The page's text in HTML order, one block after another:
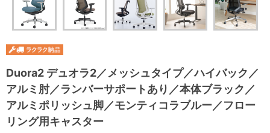
Duora2 デュオラ2／メッシュタイプ／ハイバック／
アルミ肘／ランバーサポートあり／本体ブラック／
アルミポリッシュ脚／モンティコラブルー／フロー
リング用キャスター